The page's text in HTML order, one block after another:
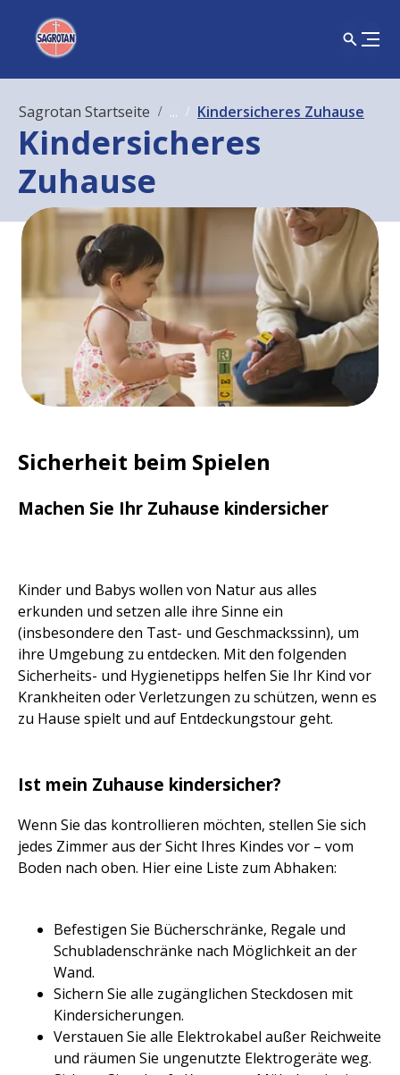
Sagrotan Startseite ... Kindersicheres Zuhause
Kindersicheres
Zuhause
Sicherheit beim Spielen
Machen Sie Ihr Zuhause kindersicher
Kinder und Babys wollen von Natur aus alles
erkunden und setzen alle ihre Sinne ein
(insbesondere den Tast- und Geschmackssinn), um
ihre Umgebung zu entdecken. Mit den folgenden
Sicherheits- und Hygienetipps helfen Sie Ihr Kind vor
Krankheiten oder Verletzungen zu schützen, wenn es
zu Hause spielt und auf Entdeckungstour geht.
Ist mein Zuhause kindersicher?
Wenn Sie das kontrollieren möchten, stellen Sie sich
jedes Zimmer aus der Sicht Ihres Kindes vor – vom
Boden nach oben. Hier eine Liste zum Abhaken:
Befestigen Sie Bücherschränke, Regale und
Schubladenschränke nach Möglichkeit an der
Wand.
Sichern Sie alle zugänglichen Steckdosen mit
Kindersicherungen.
Verstauen Sie alle Elektrokabel außer Reichweite
und räumen Sie ungenutzte Elektrogeräte weg.